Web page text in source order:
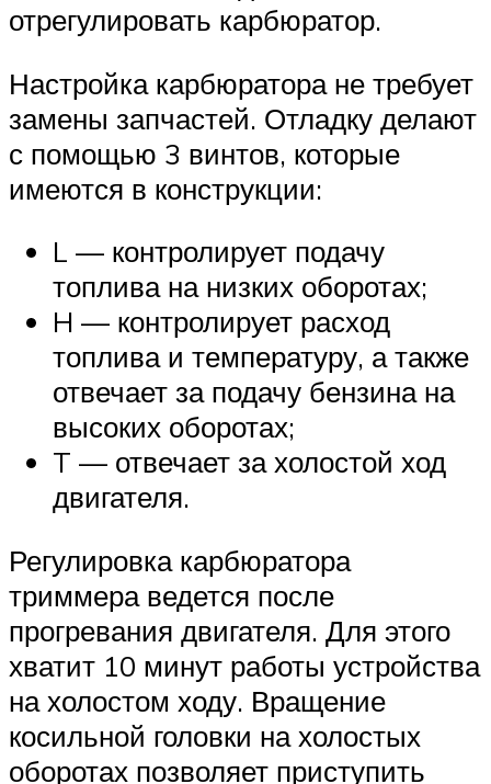
отрегулировать карбюратор.
Настройка карбюратора не требует
замены запчастей. Отладку делают
с помощью 3 винтов, которые
имеются в конструкции:
L — контролирует подачу
топлива на низких оборотах;
H — контролирует расход
топлива и температуру, а также
отвечает за подачу бензина на
высоких оборотах;
T — отвечает за холостой ход
двигателя.
Регулировка карбюратора
триммера ведется после
прогревания двигателя. Для этого
хватит 10 минут работы устройства
на холостом ходу. Вращение
косильной головки на холостых
оборотах позволяет приступить